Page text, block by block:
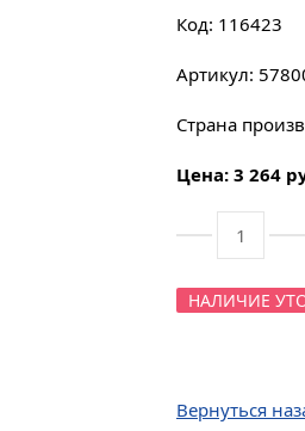
Код: 116423
Артикул:
Страна
Цена: 3 264
НАЛИЧИЕ
Вернуться